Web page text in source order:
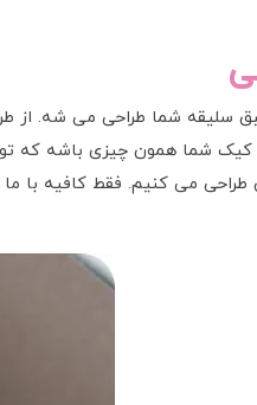
شما همون چیزی باشه که تو
می کنیم. فقط کافیه با